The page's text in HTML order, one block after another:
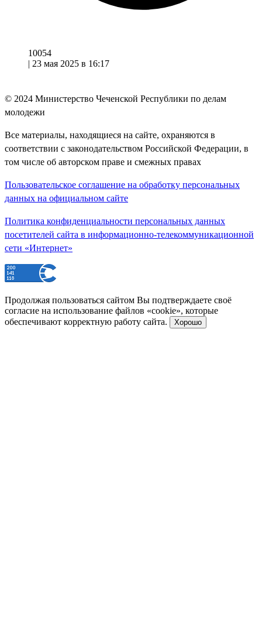
10054
| 23 мая 2025 в 16:17
© 2024 Министерство Чеченской Республики по делам
молодежи
Все материалы, находящиеся на сайте, охраняются в
соответствии с законодательством Российской Федерации, в
том числе об авторском праве и смежных правах
Пользовательское соглашение на обработку персональных
данных на официальном сайте
Политика конфиденциальности персональных данных
посетителей сайта в информационно-телекоммуникационной
сети «Интернет»
Продолжая пользоваться сайтом Вы подтверждаете своё
согласие на использование файлов «cookie», которые
обеспечивают корректную работу сайта.
Хорошо